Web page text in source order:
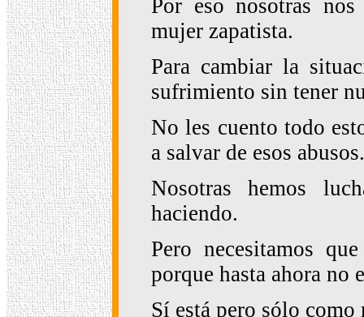
Por eso nosotras
mujer zapatista.
Para cambiar la
sufrimiento sin tener
No les cuento todo
a salvar de esos abusos.
Nosotras hemos
haciendo.
Pero necesitamos
porque hasta ahora no
Sí está pero sólo